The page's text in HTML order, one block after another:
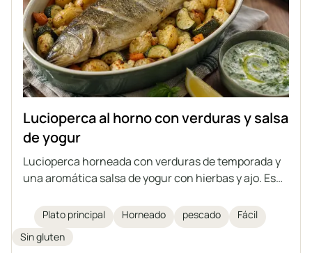
Lucioperca al horno con verduras y salsa
de yogur
Lucioperca horneada con verduras de temporada y
una aromática salsa de yogur con hierbas y ajo. Es
puede preparar con otro pescado de tamaño
mediano, tanto de agua dulce como de mar.
Plato principal Horneado pescado
Fácil
Sin gluten